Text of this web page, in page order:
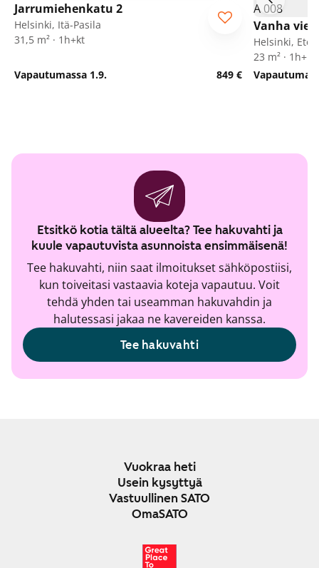
Jarrumiehenkatu 2
Helsinki, Itä-Pasila
31,5 m² · 1h+kt
Vapautumassa 1.9. 849 €
Vanha
Helsinki,
23 m² · 1h+kk
Etsitkö kotia tältä alueelta? Tee hakuvahti ja
kuule vapautuvista asunnoista ensimmäisenä!
Tee hakuvahti, niin saat ilmoitukset sähköpostiisi,
kun toiveitasi vastaavia koteja vapautuu. Voit
tehdä yhden tai useamman hakuvahdin ja
halutessasi jakaa ne kavereiden kanssa.
Tee hakuvahti
Vuokraa heti
Usein kysyttyä
Vastuullinen SATO
OmaSATO